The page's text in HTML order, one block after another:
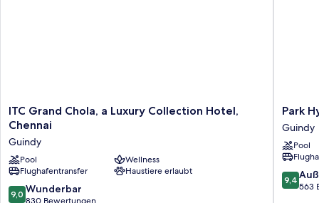
ITC
Grand
a
Luxury
Collection
Hotel,
Chennai
ITC Grand Chola, a Luxury Collection Hotel,
Chennai
Guindy
Pool
Wellness
Flughafentransfer
Haustiere erlaubt
9.0
9,0 Wunderbar
Park
Hyatt
Chennai
Guindy
Park
Guindy
Pool
9.4
von
9,4
563